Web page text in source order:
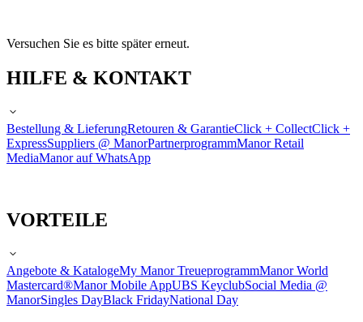
Versuchen Sie es bitte später erneut.
HILFE & KONTAKT
Bestellung & LieferungRetouren & GarantieClick + CollectClick +
ExpressSuppliers @ ManorPartnerprogrammManor Retail
MediaManor auf WhatsApp
VORTEILE
Angebote & KatalogeMy Manor TreueprogrammManor World
Mastercard®Manor Mobile AppUBS KeyclubSocial Media @
ManorSingles DayBlack FridayNational Day